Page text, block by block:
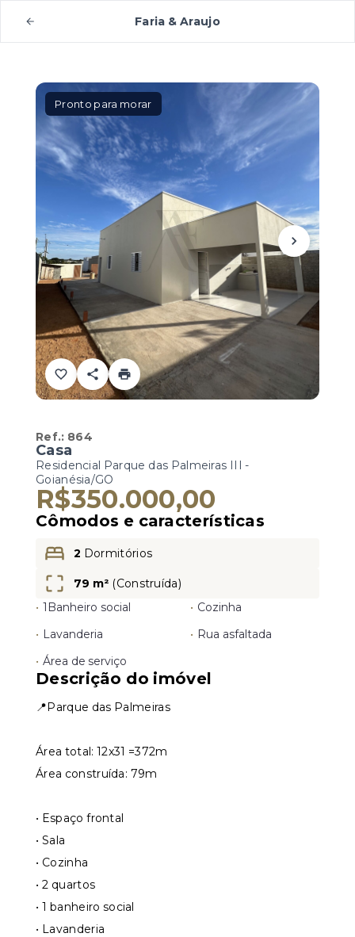
Faria & Araujo
Pronto para morar
Ref.: 864
Casa
Residencial Parque das Palmeiras III -
Goianésia/GO
R$350.000,00
Cômodos e características
2 Dormitórios
79 m² (Construída)
• 1 Banheiro social • Cozinha
• Lavanderia • Rua asfaltada
• Área de serviço
Descrição do imóvel
📍Parque das Palmeiras
Área total: 12x31 =372m
Área construída: 79m
• Espaço frontal
• ⁠Sala
• ⁠Cozinha
• ⁠2 quartos
• ⁠1 banheiro social
• ⁠Lavanderia